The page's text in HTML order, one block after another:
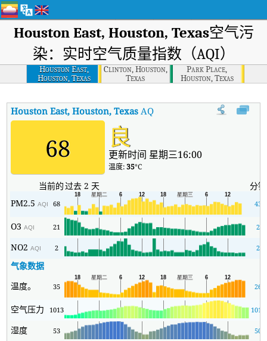
Houston East, Houston, Texas空气污
染：实时空气质量指数（AQI）
Houston East,
Houston, Texas
Clinton, Houston,
Texas
Park Place,
Houston, Texas
Houston East, Houston, Texas AQI Houston East, Houston,
68 良
更新时间 星期三16:00
温度:35°C
当前的过去 2 天
分钟
PM2.5AQI 68 43
O3AQI 21 2
NO2AQI 2 2
气象数据
温度。
35 26
空气压力 1013 1010
湿度 53 50